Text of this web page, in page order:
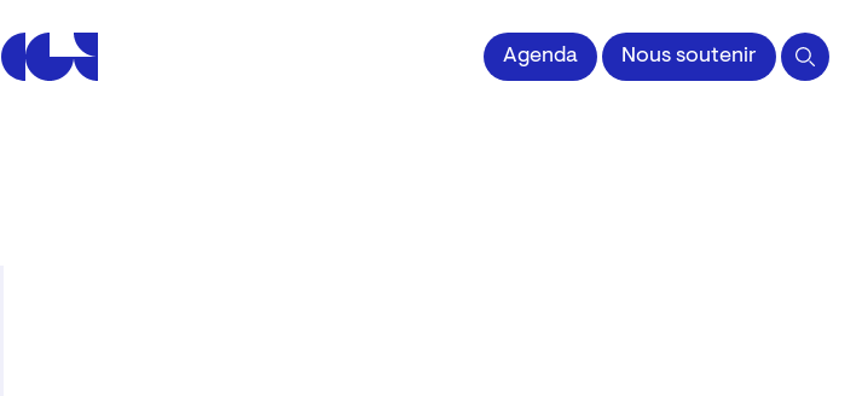
Centre de la Gravure et de l'Image impriméeAgenda Nous soutenir